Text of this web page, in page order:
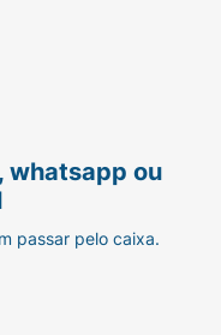
whatsapp ou
passar pelo caixa.